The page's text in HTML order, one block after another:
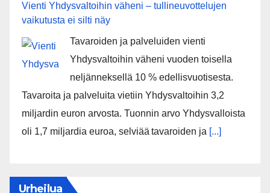
Vienti Yhdysvaltoihin väheni – tullineuvottelujen
vaikutusta ei silti näy
Tavaroiden ja palveluiden vienti
Yhdysvaltoihin väheni vuoden toisella
neljänneksellä 10 % edellisvuotisesta.
Tavaroita ja palveluita vietiin Yhdysvaltoihin 3,2
miljardin euron arvosta. Tuonnin arvo Yhdysvalloista
oli 1,7 miljardia euroa, selviää tavaroiden ja [...]
Urheilua